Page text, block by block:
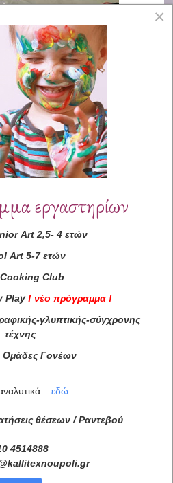
×
εργαστηρίων
Art2,5- 4 ετών
Art 5-7 ετών
Cooking Club
Play ! νέο πρόγραμμα !
γλυπτικής-σύγχρονης
τέχνης
Γονέων
εδώ
θέσεων / Ραντεβού
4514888
kallitexnoupoli.gr